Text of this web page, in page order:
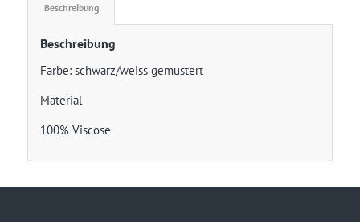
Beschreibung
Beschreibung
Farbe: schwarz/weiss gemustert
Material
100% Viscose